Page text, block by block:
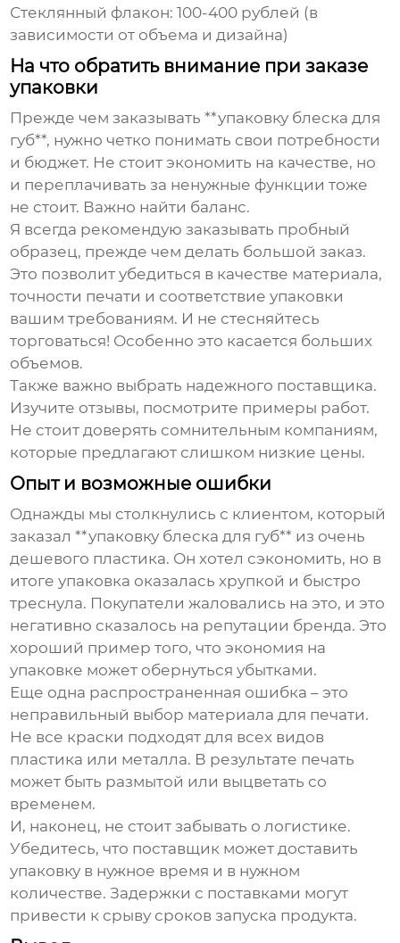
Стеклянный флакон: 100-400 рублей (в
зависимости от объема и дизайна)
На что обратить внимание при заказе
упаковки
Прежде чем заказывать **упаковку блеска для
губ**, нужно четко понимать свои потребности
и бюджет. Не стоит экономить на качестве, но
и переплачивать за ненужные функции тоже
не стоит. Важно найти баланс.
Я всегда рекомендую заказывать пробный
образец, прежде чем делать большой заказ.
Это позволит убедиться в качестве материала,
точности печати и соответствие упаковки
вашим требованиям. И не стесняйтесь
торговаться! Особенно это касается больших
объемов.
Также важно выбрать надежного поставщика.
Изучите отзывы, посмотрите примеры работ.
Не стоит доверять сомнительным компаниям,
которые предлагают слишком низкие цены.
Опыт и возможные ошибки
Однажды мы столкнулись с клиентом, который
заказал **упаковку блеска для губ** из очень
дешевого пластика. Он хотел сэкономить, но в
итоге упаковка оказалась хрупкой и быстро
треснула. Покупатели жаловались на это, и это
негативно сказалось на репутации бренда. Это
хороший пример того, что экономия на
упаковке может обернуться убытками.
Еще одна распространенная ошибка – это
неправильный выбор материала для печати.
Не все краски подходят для всех видов
пластика или металла. В результате печать
может быть размытой или выцветать со
временем.
И, наконец, не стоит забывать о логистике.
Убедитесь, что поставщик может доставить
упаковку в нужное время и в нужном
количестве. Задержки с поставками могут
привести к срыву сроков запуска продукта.